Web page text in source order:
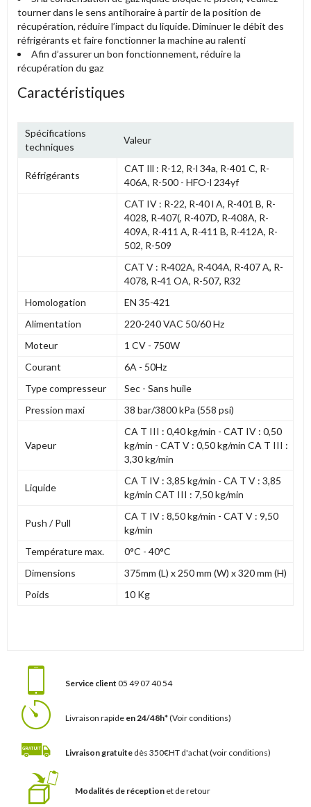
tourner dans le sens antihoraire à partir de la position de
récupération, réduire l’impact du liquide. Diminuer le débit des
réfrigérants et faire fonctionner la machine au ralenti
Afin d’assurer un bon fonctionnement, réduire la
récupération du gaz
Caractéristiques
Spécifications
techniques
Valeur
Réfrigérants
CAT Ill : R-12, R-l 34a, R-401 C, R-
406A, R-500 - HFO-l 234yf
CAT IV : R-22, R-40 l A, R-401 B, R-
4028, R-407(, R-407D, R-408A, R-
409A, R-411 A, R-411 B, R-412A, R-
502, R-509
CAT V : R·402A, R·404A, R-407 A, R-
4078, R-41 OA, R-507, R32
Homologation
EN 35-421
Alimentation
220-240 VAC 50/60 Hz
Moteur
1 CV - 750W
Courant
6A - 50Hz
Type compresseur
Sec - Sans huile
Pression maxi
38 bar/3800 kPa (558 psi)
Vapeur
CA T III : 0,40 kg/min - CAT IV : 0,50
kg/min - CAT V : 0,50 kg/min CA T III :
3,30 kg/min
Liquide
CA T IV : 3,85 kg/min - CA T V : 3,85
kg/min CAT III : 7,50 kg/min
Push / Pull
CA T IV : 8,50 kg/min - CAT V : 9,50
kg/min
Température max.
0°C - 40°C
Dimensions
375mm (L) x 250 mm (W) x 320 mm (H)
Poids
10 Kg
Service client 05 49 07 40 54
Livraison rapide en 24/48h*(Voir conditions)
Livraison gratuite dès 350€HT d'achat(voir conditions)
Modalités de réception et de retour